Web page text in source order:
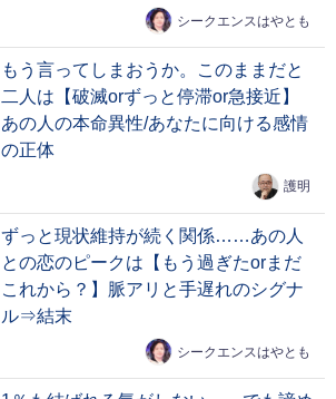
シークエンスはやとも
もう言ってしまおうか。このままだと
二人は【破滅orずっと停滞or急接近】
あの人の本命異性/あなたに向ける感情
の正体
護明
ずっと現状維持が続く関係……あの人
との恋のピークは【もう過ぎたorまだ
これから？】脈アリと手遅れのシグナ
ル⇒結末
シークエンスはやとも